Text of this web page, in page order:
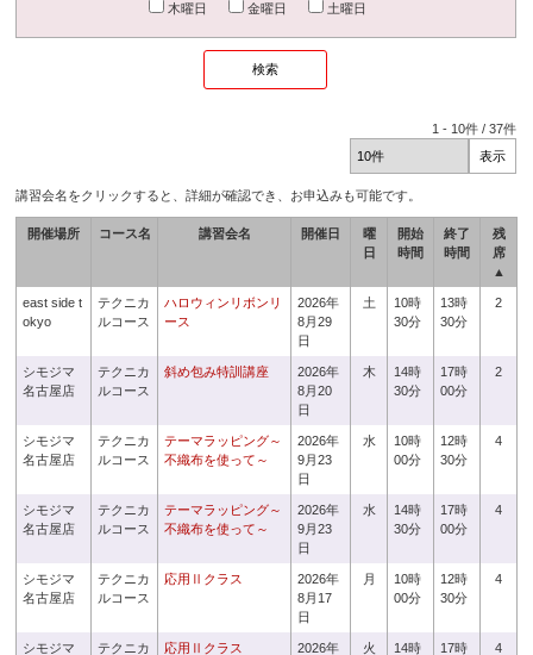
木曜日
金曜日 土曜日
1 - 10件 /37件
講習会名をクリックすると、詳細が確認でき、お申込みも可能です。
開催場所 コース名 講習会名 開催日
曜
日
開始
時間
終了
時間
残
席
▲
east side t
okyo
テクニカ
ルコース
ハロウィンリボンリ
ース
2026年
8月29
日
土
10時
30分
13時
30分
2
シモジマ
名古屋店
テクニカ
ルコース
斜め包み特訓講座
2026年
8月20
日
木
14時
30分
17時
00分
2
シモジマ
名古屋店
テクニカ
ルコース
テーマラッピング～
不織布を使って～
2026年
9月23
日
水
10時
00分
12時
30分
4
シモジマ
名古屋店
テクニカ
ルコース
テーマラッピング～
不織布を使って～
2026年
9月23
日
水
14時
30分
17時
00分
4
シモジマ
名古屋店
テクニカ
ルコース
応用Ⅱクラス
2026年
8月17
日
月
10時
00分
12時
30分
4
シモジマ
テクニカ
応用Ⅱクラス
2026年
火
14時
17時
4